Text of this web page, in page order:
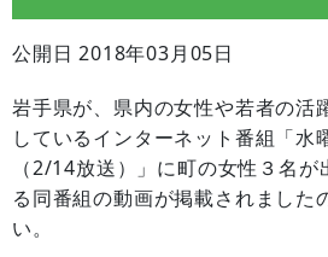
公開日 2018年03月05日
岩手県が、県内の女性や若者の活
しているインターネット番組「水
（2/14放送）」に町の女性３名が
る同番組の動画が掲載されました
い。